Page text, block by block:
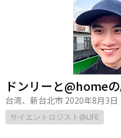
ドンリーと@home
台湾、新台北市 2020年8月3日
サイエントロジスト@LIFE